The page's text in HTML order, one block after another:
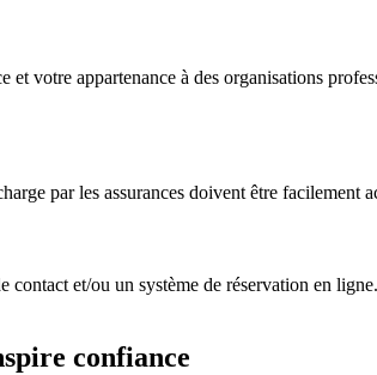
votre appartenance à des organisations
par les assurances doivent être facilement
et/ou un système de réservation en
confiance